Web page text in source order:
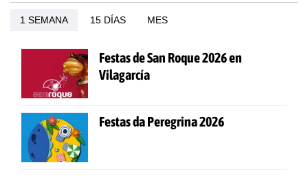
1 SEMANA 15 DÍAS MES
Festas de San Roque 2026 en
Vilagarcía
Festas da Peregrina 2026